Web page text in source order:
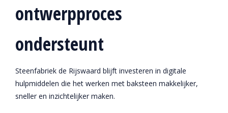
ontwerpproces
ondersteunt
Steenfabriek de Rijswaard blijft investeren in digitale
hulpmiddelen die het werken met baksteen makkelijker,
sneller en inzichtelijker maken.